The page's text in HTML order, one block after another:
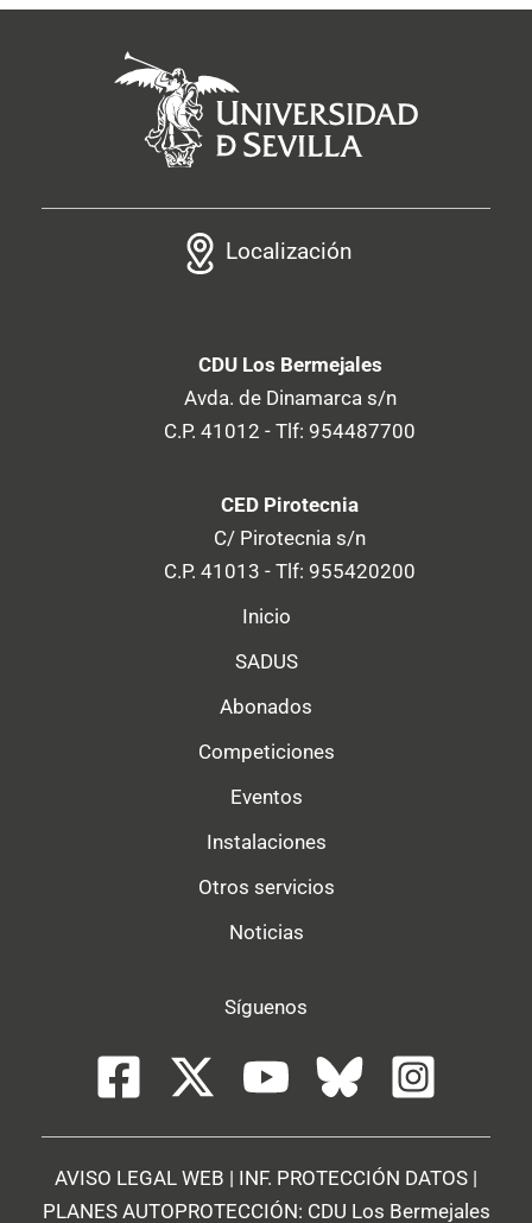
Localización
CDU Los Bermejales
Avda. de Dinamarca s/n
C.P. 41012 - Tlf: 954487700
CED Pirotecnia
C/ Pirotecnia s/n
C.P. 41013 - Tlf: 955420200
Inicio
SADUS
Abonados
Competiciones
Eventos
Instalaciones
Otros servicios
Noticias
Síguenos
AVISO LEGAL WEB | INF. PROTECCIÓN DATOS |
PLANES AUTOPROTECCIÓN: CDU Los Bermejales